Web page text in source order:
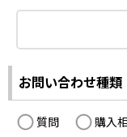
お問い合わせ種類
質問 購入